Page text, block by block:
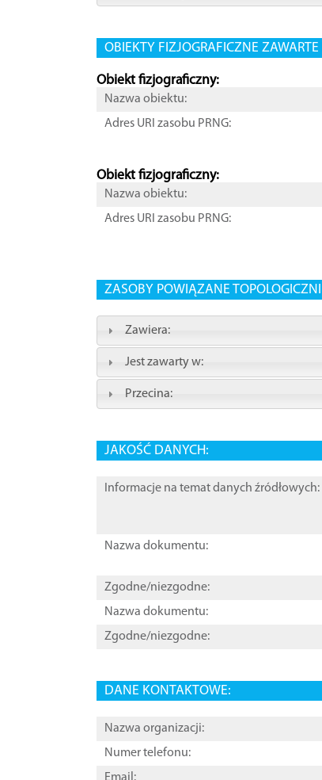
OBIEKTY FIZJOGRAFICZNE
Obiekt fizjograficzny:
Nazwa obiektu:
Adres URI zasobu PRNG:
Obiekt fizjograficzny:
Nazwa obiektu:
Adres URI zasobu PRNG:
ZASOBY POWIĄZANE
Zawiera:
Jest zawarty w:
Przecina:
JAKOŚĆ DANYCH:
Informacje na temat danych źródłowych:
Nazwa dokumentu:
Zgodne/niezgodne:
Nazwa dokumentu:
Zgodne/niezgodne:
DANE KONTAKTOWE:
Nazwa organizacji:
Numer telefonu: